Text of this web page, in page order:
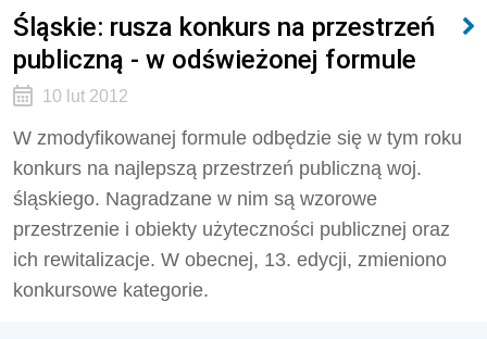
Śląskie: rusza konkurs na przestrzeń
publiczną - w odświeżonej formule
10 lut 2012
W zmodyfikowanej formule odbędzie się w tym roku
konkurs na najlepszą przestrzeń publiczną woj.
śląskiego. Nagradzane w nim są wzorowe
przestrzenie i obiekty użyteczności publicznej oraz
ich rewitalizacje. W obecnej, 13. edycji, zmieniono
konkursowe kategorie.